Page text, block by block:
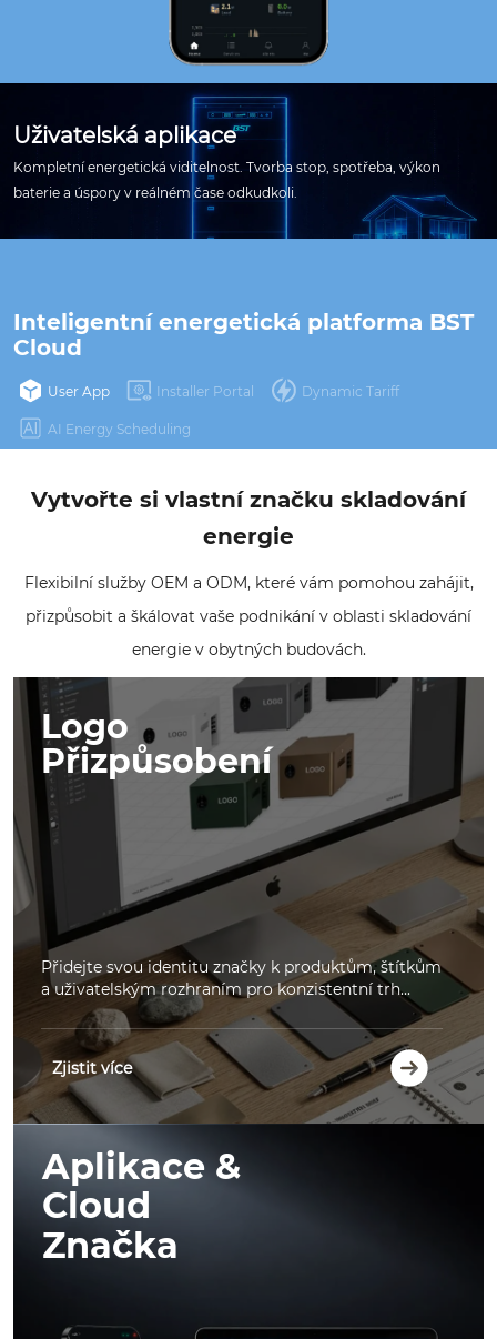
Inteligentní energetická platforma BST
Cloud
User App Installer Portal Dynamic Tariff
AI Energy Scheduling
Uživatelská aplikace
Kompletní energetická viditelnost. Tvorba stop, spotřeba, výkon
baterie a úspory v reálném čase odkudkoli.
Vytvořte si vlastní značku skladování
energie
Flexibilní služby OEM a ODM, které vám pomohou zahájit,
přizpůsobit a škálovat vaše podnikání v oblasti skladování
energie v obytných budovách.
Logo
Přizpůsobení
Přidejte svou identitu značky k produktům, štítkům
a uživatelským rozhraním pro konzistentní trh...
Zjistit více
Aplikace &
Cloud
Značka